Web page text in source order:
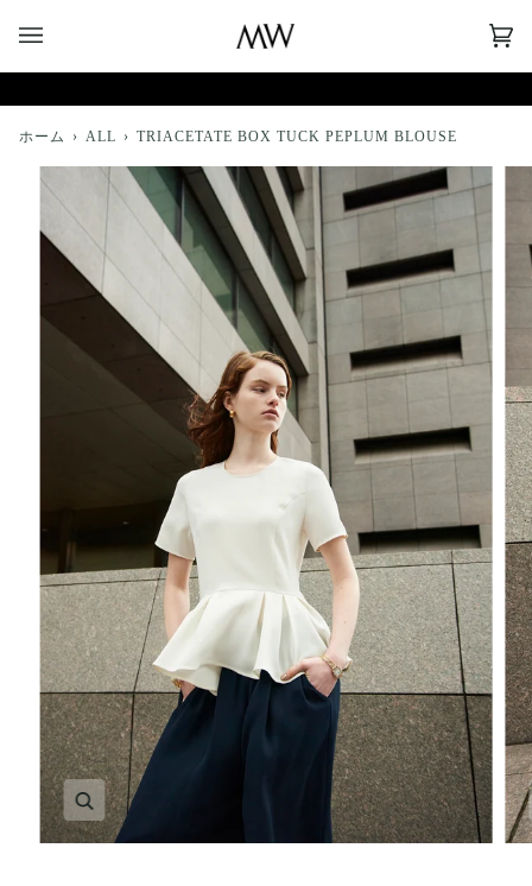
ン
(0)
ホーム › ALL › TRIACETATE BOX TUCK PEPLUM BLOUSE
ズーム